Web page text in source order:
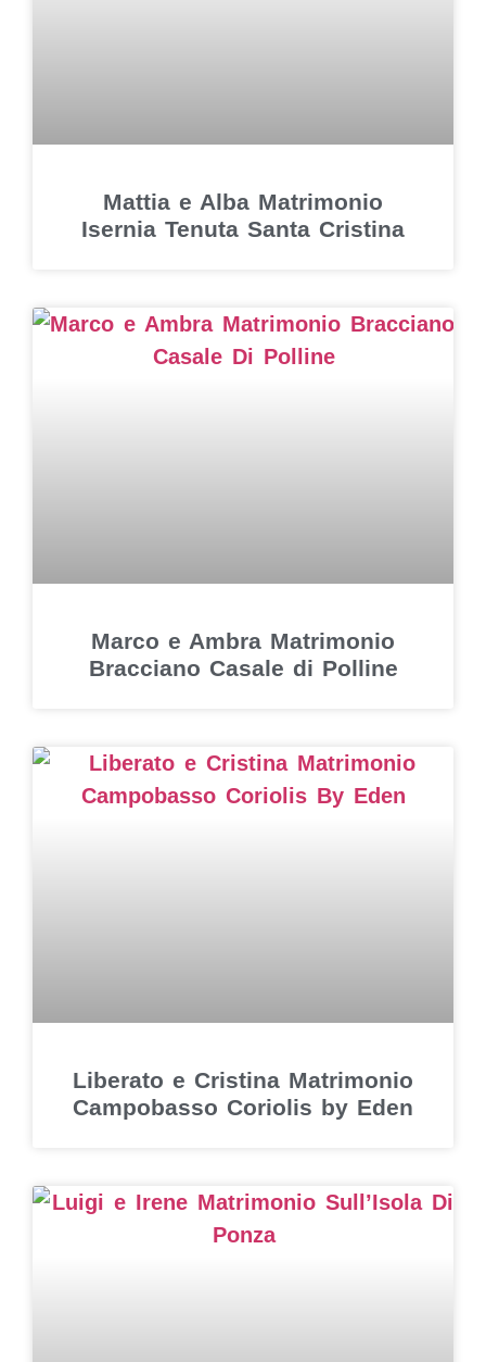
Mattia e Alba Matrimonio
Isernia Tenuta Santa Cristina
Marco e Ambra Matrimonio
Bracciano Casale di Polline
Liberato e Cristina Matrimonio
Campobasso Coriolis by Eden